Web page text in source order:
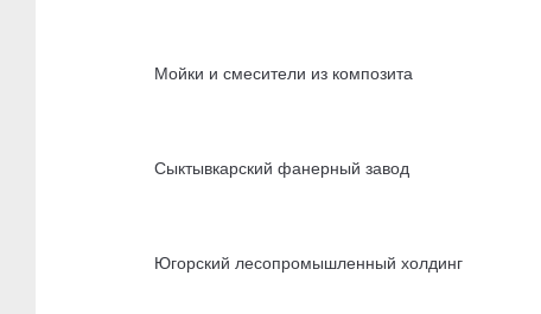
Мойки и смесители из композита
Сыктывкарский фанерный завод
Югорский лесопромышленный холдинг